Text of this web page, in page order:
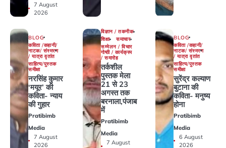
7 August
2026
BLOG
कविता /कहानी/
नाटक/ संस्मरण
/ यात्रा वृतांत
साहित्य/पुस्तक
समीक्षा
नरसिंह कुमार
‘मयूर’ की
कविता- न्याय
की गुहार
Pratibimb
Media
7 August
2026
विज्ञान / तकनीक
शिक्षा
समाचार
सम्मेलन / विचार
गोष्ठी / कार्यक्रम
/ समारोह
तर्कशील
पुस्तक मेला
21 से 23
अगस्त तक
बरनाला,पंजाब
में
Pratibimb
Media
7 August
BLOG
कविता /कहानी/
नाटक/ संस्मरण
/ यात्रा वृतांत
साहित्य/पुस्तक
समीक्षा
सुरेंद्र कल्याण
बुटाना की
कविता- मनुष्य
होना
Pratibimb
Media
6 August
2026